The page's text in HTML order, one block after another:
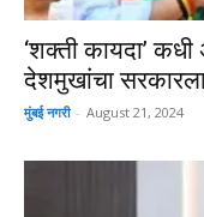
‘शक्ती कायदा’
देशमुखांचा
मुंबई नगरी - August 21, 2024